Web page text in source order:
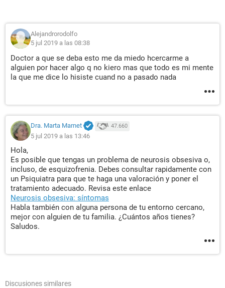
Alejandrorodolfo
5 jul 2019 a las 08:38
Doctor a que se deba esto me da miedo hcercarme a
alguien por hacer algo q no kiero mas que todo es mi mente
la que me dice lo hisiste cuand no a pasado nada
Dra. Marta Marnet 47.660
5 jul 2019 a las 13:46
Hola,
Es posible que tengas un problema de neurosis obsesiva o,
incluso, de esquizofrenia. Debes consultar rapidamente con
un Psiquiatra para que te haga una valoración y poner el
tratamiento adecuado. Revisa este enlace
Neurosis obsesiva: síntomas
Habla también con alguna persona de tu entorno cercano,
mejor con alguien de tu familia. ¿Cuántos años tienes?
Saludos.
Discusiones similares